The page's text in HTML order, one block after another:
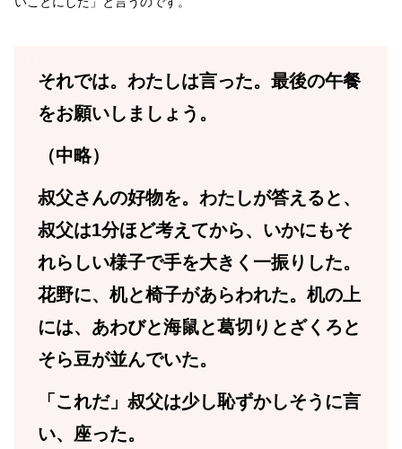
それでは。わたしは言った。最後の午餐
をお願いしましょう。
（中略）
叔父さんの好物を。わたしが答えると、
叔父は1分ほど考えてから、いかにもそ
れらしい様子で手を大きく一振りした。
花野に、机と椅子があらわれた。机の上
には、あわびと海鼠と葛切りとざくろと
そら豆が並んでいた。
「これだ」叔父は少し恥ずかしそうに言
い、座った。